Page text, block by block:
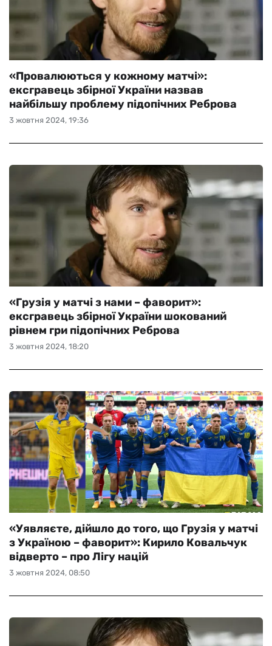
3 жовтня 2024, 19:36
«Провалюються у кожному матчі»:
ексгравець збірної України назвав
найбільшу проблему підопічних Реброва
3 жовтня 2024, 18:20
«Грузія у матчі з нами – фаворит»:
ексгравець збірної України шокований
рівнем гри підопічних Реброва
3 жовтня 2024, 08:50
«Уявляєте, дійшло до того, що Грузія у матчі
з Україною – фаворит»: Кирило Ковальчук
відверто – про Лігу націй